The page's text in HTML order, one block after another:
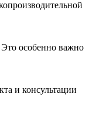
особенно важно
и консультации